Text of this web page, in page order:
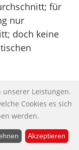
für
nur
doch keine
der MS;
Initiativen,
unserer Leistungen.
Cookies es sich
werden.
Akzeptieren